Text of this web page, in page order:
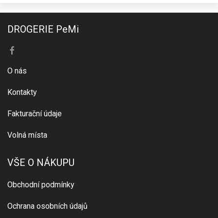
DROGERIE PeMi
O nás
Kontakty
Fakturační údaje
Volná místa
VŠE O NÁKUPU
Obchodní podmínky
Ochrana osobních údajů